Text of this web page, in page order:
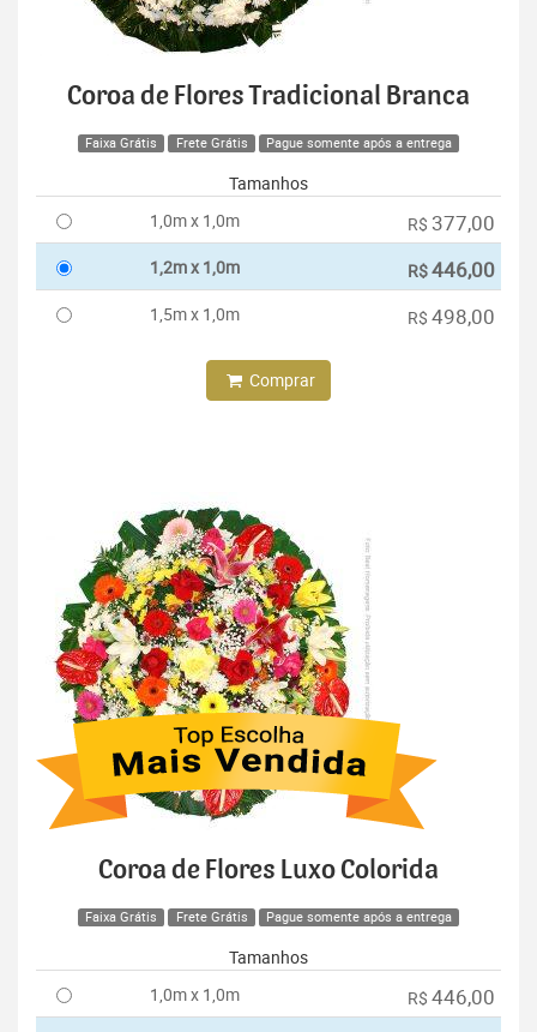
Coroa de Flores Tradicional Branca
Faixa Grátis Frete Grátis Pague somente após a entrega
Tamanhos
1,0m x 1,0m
R$ 377,00
1,2m x 1,0m R$446,00
1,5m x 1,0m R$ 498,00
Comprar
Coroa de Flores Luxo Colorida
Faixa Grátis Frete Grátis Pague somente após a entrega
Tamanhos
1,0m x 1,0m
R$ 446,00